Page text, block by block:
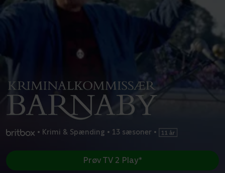
• Krimi & Spænding • 13 sæsoner •
Prøv TV 2 Play*